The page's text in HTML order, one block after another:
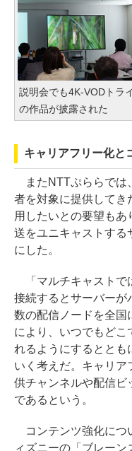
説明会でも4K-VODトラ
の作品が披露された
キャリアフリー化と
またNTTぷららでは
者を対象に提供してき
用したいとの要望も
送をユニキャストする
にした。
「マルチキャストで
接続するとサーバーが
数の配信ノードを全国
により、いつでもどこ
れるようにするととも
いく考えだ。キャリア
供チャンネルや配信ビ
であるという。
コンテンツ強化につ
ィズニーの「ブレーン